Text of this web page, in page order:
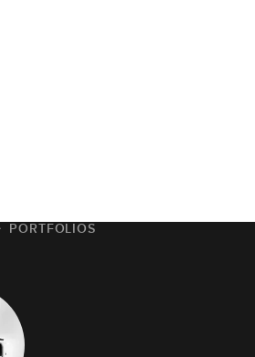
PORTFOLIOS